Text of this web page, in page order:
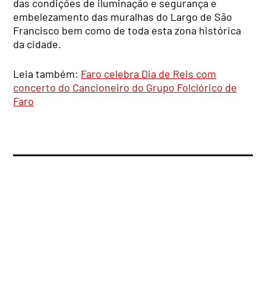
das condições de iluminação e segurança e
embelezamento das muralhas do Largo de São
Francisco bem como de toda esta zona histórica
da cidade.
Leia também: Faro celebra Dia de Reis com
concerto do Cancioneiro do Grupo Folclórico de
Faro